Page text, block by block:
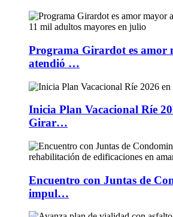
Programa Girardot es amor
atendió …
Inicia Plan Vacacional Ríe
Girar…
Encuentro con Juntas de
impul…